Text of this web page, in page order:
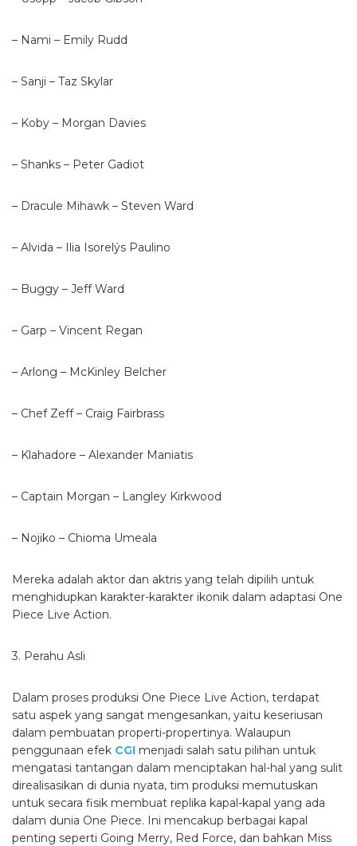
– Nami – Emily Rudd
– Sanji – Taz Skylar
– Koby – Morgan Davies
– Shanks – Peter Gadiot
– Dracule Mihawk – Steven Ward
– Alvida – Ilia Isorelýs Paulino
– Buggy – Jeff Ward
– Garp – Vincent Regan
– Arlong – McKinley Belcher
– Chef Zeff – Craig Fairbrass
– Klahadore – Alexander Maniatis
– Captain Morgan – Langley Kirkwood
– Nojiko – Chioma Umeala
Mereka adalah aktor dan aktris yang telah dipilih untuk
menghidupkan karakter-karakter ikonik dalam adaptasi One
Piece Live Action.
3. Perahu Asli
Dalam proses produksi One Piece Live Action, terdapat
satu aspek yang sangat mengesankan, yaitu keseriusan
dalam pembuatan properti-propertinya. Walaupun
penggunaan efek CGI menjadi salah satu pilihan untuk
mengatasi tantangan dalam menciptakan hal-hal yang sulit
direalisasikan di dunia nyata, tim produksi memutuskan
untuk secara fisik membuat replika kapal-kapal yang ada
dalam dunia One Piece. Ini mencakup berbagai kapal
penting seperti Going Merry, Red Force, dan bahkan Miss